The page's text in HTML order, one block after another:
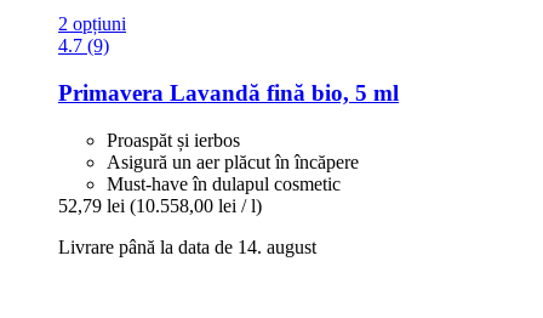
2 opțiuni
4.7 (9)
Primavera Lavandă fină bio, 5 ml
Proaspăt și ierbos
Asigură un aer plăcut în încăpere
Must-have în dulapul cosmetic
52,79 lei (10.558,00 lei / l)
Livrare până la data de 14. august